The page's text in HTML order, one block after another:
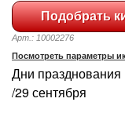
Арт.: 10002276
Посмотреть параметры
Дни празднования
/29 сентября